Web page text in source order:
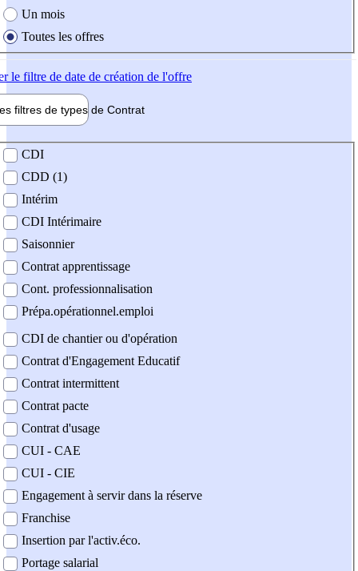
Un mois
Toutes les offres
le filtre de date de création de l'offre
filtres de types de Contrat
contrat
CDI
CDD (1)
Intérim
CDI Intérimaire
Saisonnier
Contrat apprentissage
Cont. professionnalisation
Prépa.opérationnel.emploi
CDI de chantier ou d'opération
Contrat d'Engagement Educatif
Contrat intermittent
Contrat pacte
Contrat d'usage
CUI - CAE
CUI - CIE
Engagement à servir dans la réserve
Franchise
Insertion par l'activ.éco.
Portage salarial